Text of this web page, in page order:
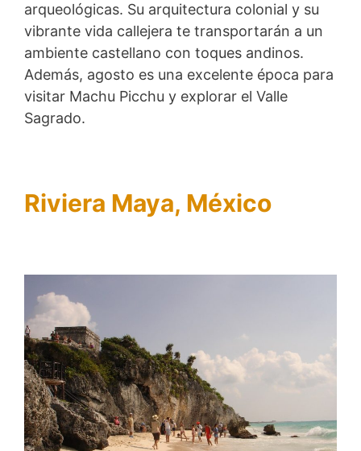
arqueológicas. Su arquitectura colonial y su
vibrante vida callejera te transportarán a un
ambiente castellano con toques andinos.
Además, agosto es una excelente época para
visitar Machu Picchu y explorar el Valle
Sagrado.
Riviera Maya, México